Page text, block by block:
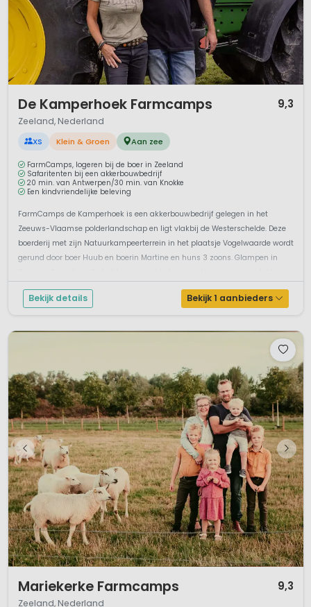
De Kamperhoek Farmcamps 9,3
Zeeland, Nederland
XS Klein & Groen Aan zee
FarmCamps, logeren bij de boer in Zeeland
Safaritenten bij een akkerbouwbedrijf
20 min. van Antwerpen/30 min. van Knokke
Een kindvriendelijke beleving
FarmCamps de Kamperhoek is een akkerbouwbedrijf gelegen in het
Zeeuws-Vlaamse polderlandschap en ligt vlakbij de Westerschelde. Deze
boerderij met zijn Natuurkampeerterrein in het plaatsje Vogelwaarde wordt
gerund door boer Huub en boerin Martine en huns 3 zoons. Glampen in
afwa...
Bekijk details Bekijk 1 aanbieders
Mariekerke Farmcamps 9,3
Zeeland, Nederland